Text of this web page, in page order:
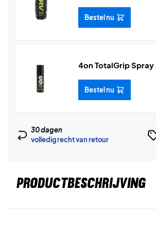
Bestel nu
4on TotalGrip Spray
Bestel nu
30 dagen
volledig recht van retour
PRODUCTBESCHRIJVING